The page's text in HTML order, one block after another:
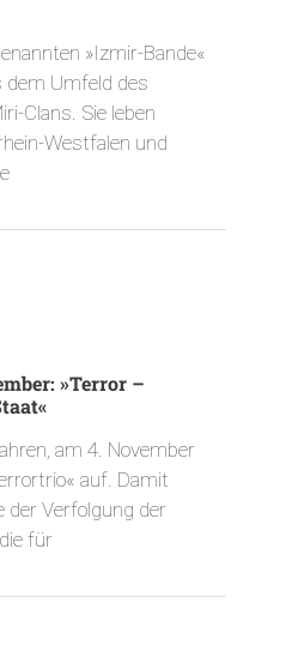
»Izmir-Bande«
dem Umfeld des
Clans. Sie leben
Westfalen und
»Terror –
am 4. November
auf. Damit
der Verfolgung der
für